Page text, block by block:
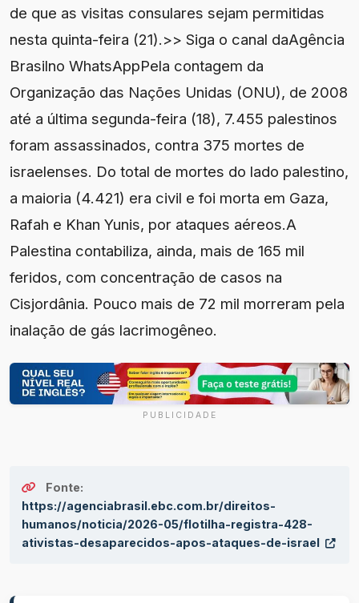
de que as visitas consulares sejam permitidas
nesta quinta-feira (21).>> Siga o canal daAgência
Brasilno WhatsAppPela contagem da
Organização das Nações Unidas (ONU), de 2008
até a última segunda-feira (18), 7.455 palestinos
foram assassinados, contra 375 mortes de
israelenses. Do total de mortes do lado palestino,
a maioria (4.421) era civil e foi morta em Gaza,
Rafah e Khan Yunis, por ataques aéreos.A
Palestina contabiliza, ainda, mais de 165 mil
feridos, com concentração de casos na
Cisjordânia. Pouco mais de 72 mil morreram pela
inalação de gás lacrimogêneo.
PUBLICIDADE
Fonte:
https://agenciabrasil.ebc.com.br/direitos-
humanos/noticia/2026-05/flotilha-registra-428-
ativistas-desaparecidos-apos-ataques-de-israel